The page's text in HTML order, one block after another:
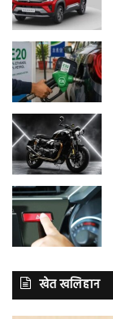
खेत खलिहान